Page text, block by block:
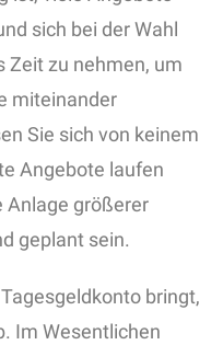
sich bei der Wahl
Zeit zu nehmen, um
miteinander
Sie sich von keinem
Angebote laufen
Anlage größerer
geplant sein.
bringt,
Im Wesentlichen